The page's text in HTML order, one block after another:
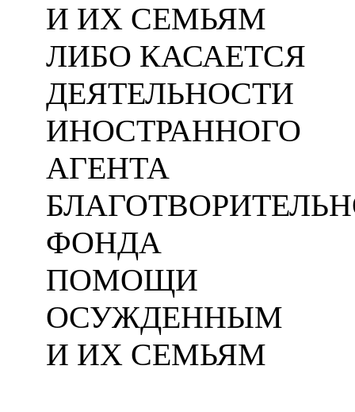
И ИХ СЕМЬЯМ
ЛИБО КАСАЕТСЯ
ДЕЯТЕЛЬНОСТИ
ИНОСТРАННОГО
АГЕНТА
ФОНДА
ПОМОЩИ
ОСУЖДЕННЫМ
И ИХ СЕМЬЯМ